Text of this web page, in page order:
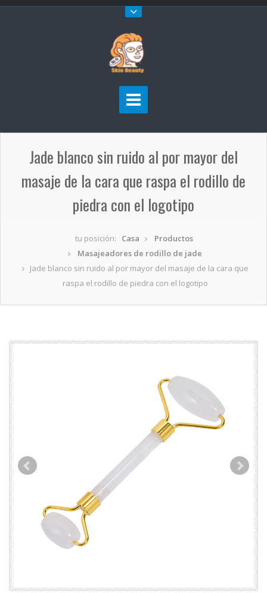
Jade blanco sin ruido al por mayor del
masaje de la cara que raspa el rodillo de
piedra con el logotipo
tu posición: Casa
Productos
Masajeadores de rodillo de jade
Jade blanco sin ruido al por mayor del masaje de la cara que
raspa el rodillo de piedra con el logotipo